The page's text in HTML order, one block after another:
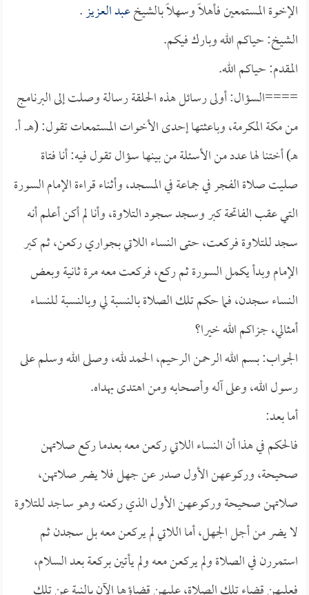
الإخوة المستمعين فأهلاً وسهلاً بالشيخعبد العزيز.
الشيخ: حياكم الله وبارك فيكم.
المقدم: حياكم الله.
====السؤال: أولى رسائل هذه الحلقة رسالة وصلت إلى البرنامج
من مكة المكرمة، وباعثتها إحدى الأخوات المستمعات تقول: (هـ. أ.
هـ) أختنا لها عدد من الأسئلة من بينها سؤال تقول فيه: أنا فتاة
صليت صلاة الفجر في جماعة في المسجد، وأثناء قراءة الإمام السورة
التي عقب الفاتحة كبر وسجد سجود التلاوة، وأنا لم أكن أعلم أنه
سجد للتلاوة فركعت، حتى النساء اللاتي بجواري ركعن، ثم كبر
الإمام وبدأ يكمل السورة ثم ركع، فركعت معه مرة ثانية وبعض
النساء سجدن، فما حكم تلك الصلاة بالنسبة لي وبالنسبة للنساء
أمثالي، جزاكم الله خيرا؟
الجواب: بسم الله الرحمن الرحيم، الحمد لله، وصلى الله وسلم على
رسول الله، وعلى آله وأصحابه ومن اهتدى بهداه.
أما بعد:
فالحكم في هذا أن النساء اللاتي ركعن معه بعدما ركع صلاتهن
صحيحة، وركوعهن الأول صدر عن جهل فلا يضر صلاتهن،
صلاتهن صحيحة وركوعهن الأول الذي ركعنه وهو ساجد للتلاوة
لا يضر من أجل الجهل، أما اللاتي لم يركعن معه بل سجدن ثم
استمررن في الصلاة ولم يركعن معه ولم يأتين بركعة بعد السلام،